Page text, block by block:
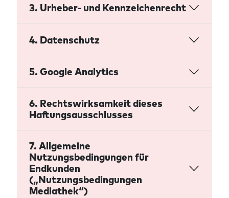
3. Urheber- und Kennzeichenrecht
4. Datenschutz
5. Google Analytics
6. Rechtswirksamkeit dieses
Haftungsausschlusses
7. Allgemeine
Nutzungsbedingungen für
Endkunden
(„Nutzungsbedingungen
Mediathek“)